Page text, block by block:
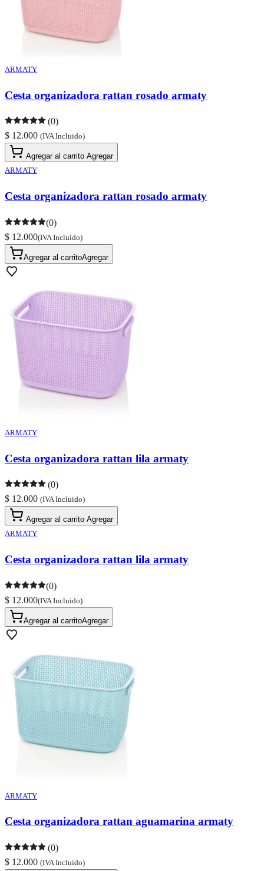
ARMATY
Cesta organizadora rattan rosado armaty
(0)
$ 12.000 (IVA Incluido)
Agregar al carrito Agregar
ARMATY
Cesta organizadora rattan rosado armaty
(0)
$ 12.000(IVA Incluido)
Agregar al carritoAgregar
ARMATY
Cesta organizadora rattan lila armaty
(0)
$ 12.000 (IVA Incluido)
Agregar al carrito Agregar
ARMATY
Cesta organizadora rattan lila armaty
(0)
$ 12.000(IVA Incluido)
Agregar al carritoAgregar
ARMATY
Cesta organizadora rattan aguamarina armaty
(0)
$ 12.000 (IVA Incluido)